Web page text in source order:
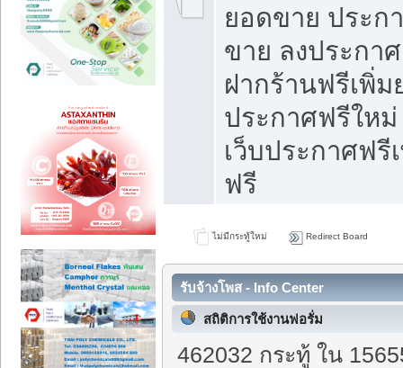
ยอดขาย ประก
ขาย ลงประกา
ฝากร้านฟรีเพิ่ม
ประกาศฟรีให
เว็บประกาศฟรี
ฟรี
ไม่มีกระทู้ใหม่ Redirect Board
รับจ้างโพส - Info Center
สถิติการใช้งานฟอรั่ม
462032 กระทู้ ใน